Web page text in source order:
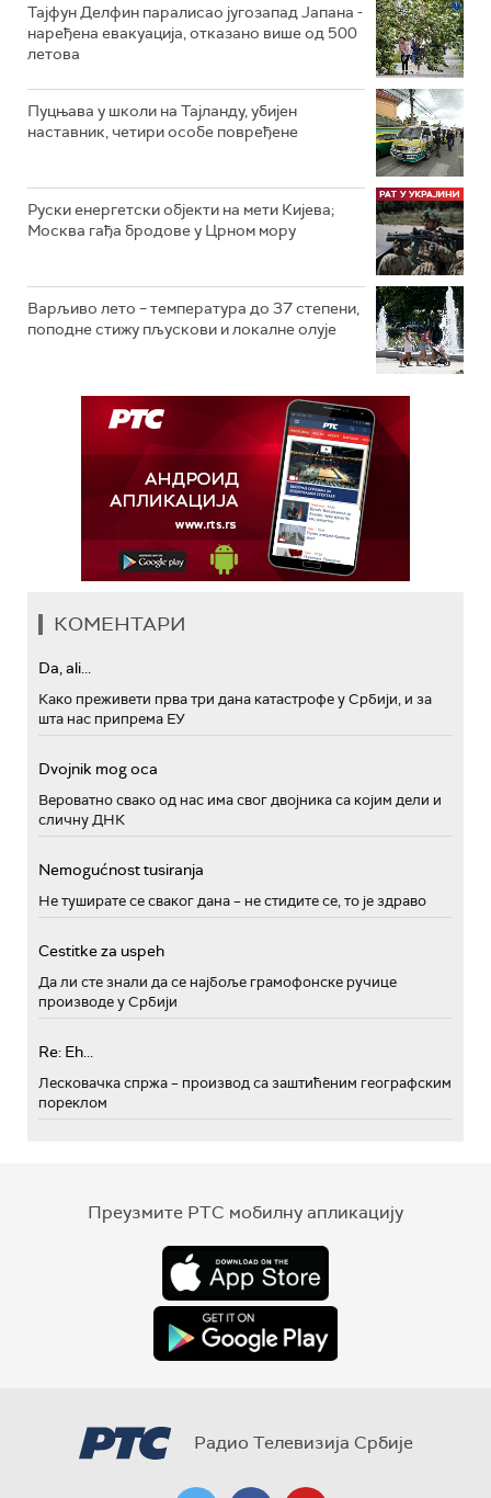
Тајфун Делфин паралисао југозапад Јапана -
наређена евакуација, отказано више од 500
летова
Пуцњава у школи на Тајланду, убијен
наставник, четири особе повређене
Руски енергетски објекти на мети Кијева;
Москва гађа бродове у Црном мору
Варљиво лето – температура до 37 степени,
поподне стижу пљускови и локалне олује
КОМЕНТАРИ
Da, ali...
Како преживети прва три дана катастрофе у Србији, и за
шта нас припрема ЕУ
Dvojnik mog oca
Вероватно свако од нас има свог двојника са којим дели и
сличну ДНК
Nemogućnost tusiranja
Не туширате се сваког дана – не стидите се, то је здраво
Cestitke za uspeh
Да ли сте знали да се најбоље грамофонске ручице
производе у Србији
Re: Eh...
Лесковачка спржа – производ са заштићеним географским
пореклом
Преузмите РТС мобилну апликацију
Радио Телевизија Србије